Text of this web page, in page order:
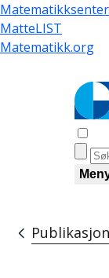
Hopp
til
hovedinnhold
MatteLIST
Matematikk.org